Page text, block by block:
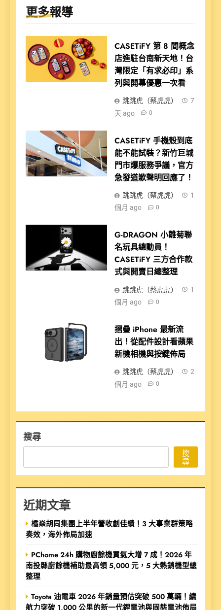
更多報導
CASETiFY 第 8 間概念
店進駐台南新天地！台
灣限定「有求必印」系
列與開幕優惠一次看
跳跳虎（蔡虎虎）
7
天 ago
0
CASETiFY 手機殼到底
能不能試裝？新竹巨城
門市爆服務爭議，官方
急發道歉聲明回應了！
跳跳虎（蔡虎虎）
1
個月 ago
0
G-DRAGON 小雛菊聯
名玩具總動員！
CASETiFY 三方合作款
式與開賣日總整理
跳跳虎（蔡虎虎）
1
個月 ago
0
摺疊 iPhone 最新流
出！從配件設計看蘋果
新機相機與按鍵佈局
跳跳虎（蔡虎虎）
2
個月 ago
0
搜尋
搜
尋
近期文章
橘焱胡同集團上半年營收創佳績！3 大事業群策略
奏效，海外佈局加速
PChome 24h 購物廚餘機買氣大增 7 成！2026 年
南投縣廚餘機補助最高領 5,000 元，5 大熱銷機型總
整理
Toyota 油電車 2026 年銷量預估突破 500 萬輛！續
航力突破 1,000 公里的新一代鋰電池與固態電池佈局